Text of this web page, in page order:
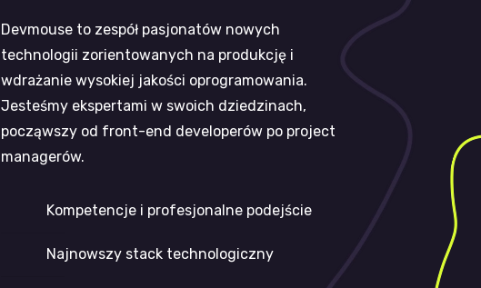
Devmouse to zespół pasjonatów nowych
technologii zorientowanych na produkcję i
wdrażanie wysokiej jakości oprogramowania.
Jesteśmy ekspertami w swoich dziedzinach,
począwszy od front-end developerów po project
managerów.
Kompetencje i profesjonalne podejście
Najnowszy stack technologiczny